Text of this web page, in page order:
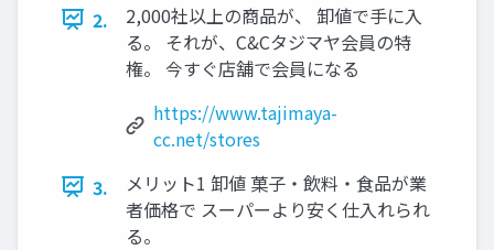
2.
2,000社以上の商品が、 卸値で手に入
る。 それが、C&Cタジマヤ会員の特
権。 今すぐ店舗で会員になる
https://www.tajimaya-
cc.net/stores
3.
メリット1 卸値 菓子・飲料・食品が業
者価格で スーパーより安く仕入れられ
る。